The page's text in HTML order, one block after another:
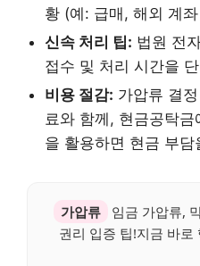
황 (예: 급매, 해외 계
신속 처리 팁: 법원 전
접수 및 처리 시간을
비용 절감: 가압류 결
료와 함께, 현금공탁
을 활용하면 현금 부
가압류
임금 가압류,
권리 입증 팁!지금 바로